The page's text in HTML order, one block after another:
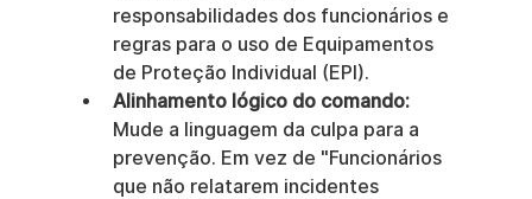
responsabilidades dos funcionários e
regras para o uso de Equipamentos
de Proteção Individual (EPI).
Alinhamento lógico do comando:
Mude a linguagem da culpa para a
prevenção. Em vez de "Funcionários
que não relatarem incidentes